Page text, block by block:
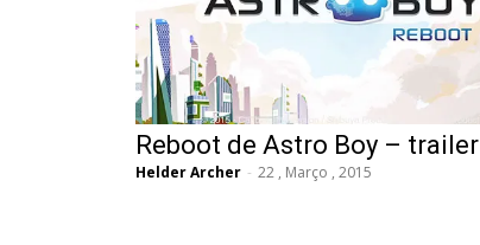
Reboot de Astro Boy – trailer
Helder Archer - 22 , Março , 2015